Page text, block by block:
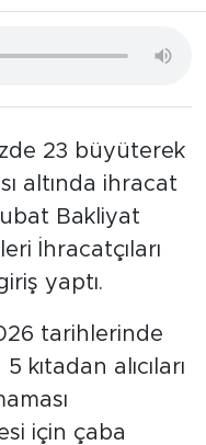
23 büyüterek
altında ihracat
Bakliyat
İhracatçıları
yaptı.
tarihlerinde
kıtadan alıcıları
için çaba